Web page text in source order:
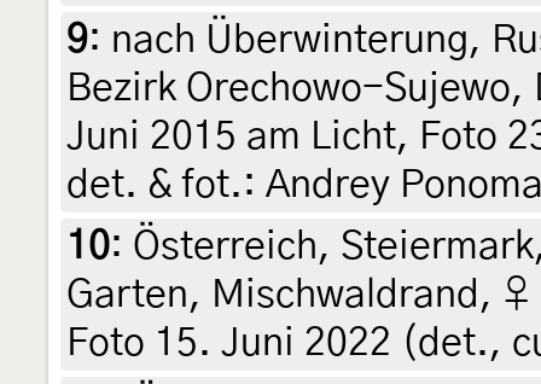
9: nach Überwinterung,
Bezirk Orechowo-
Juni 2015 am Licht, Foto
det. & fot.: Andrey
10: Österreich,
Garten, Mischwaldrand, ♀
Foto 15. Juni 2022 (det.,